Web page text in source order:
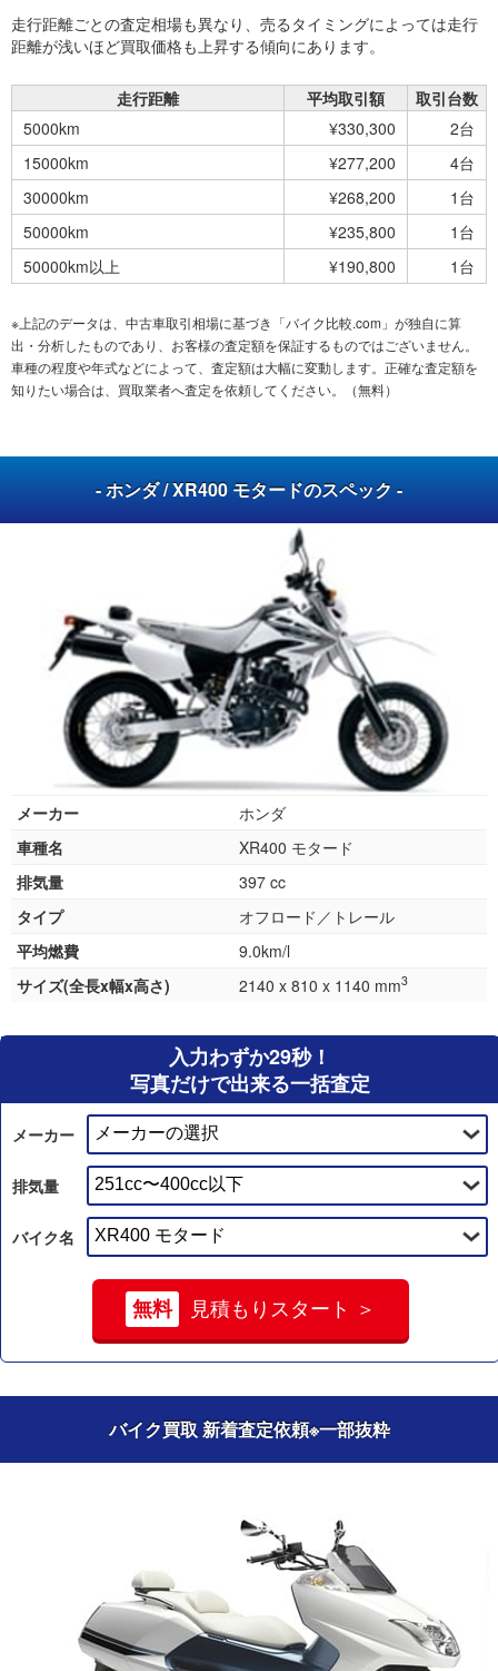
走行距離ごとの査定相場も異なり、売るタイミングによっては走行
距離が浅いほど買取価格も上昇する傾向にあります。
走行距離 平均取引額
取引台数
5000km
¥330,300
2台
15000km
¥277,200
4台
30000km
¥268,200
1台
50000km
¥235,800
1台
50000km以上
¥190,800 1台
※上記のデータは、中古車取引相場に基づき「バイク比較.com」が独自に算
出・分析したものであり、お客様の査定額を保証するものではございません。
車種の程度や年式などによって、査定額は大幅に変動します。正確な査定額を
知りたい場合は、買取業者へ査定を依頼してください。（無料）
- ホンダ / XR400 モタードのスペック -
メーカー
ホンダ
車種名
XR400 モタード
排気量
397 cc
タイプ
オフロード／トレール
平均燃費
9.0km/l
サイズ(全長x幅x高さ)
2140 x 810 x 1140 mm3
入力わずか29秒！
写真だけで出来る一括査定
メーカー
排気量
バイク名
無料 見積もりスタート ＞
バイク買取 新着査定依頼※一部抜粋